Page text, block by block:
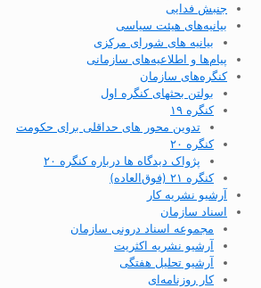
جنبش فدایی
بیانیه‌های هیئت سیاسی
بیانیه های شورای مرکزی
پیام‌ها و اطلاعیه‌های سازمانی
کنگره‌های سازمان
بولتن بحثهای کنگره اول
کنگره ۱۹
تدوین محور های حداقلی برای حکومت
کنگره ۲۰
پژواک دیدگاه ها درباره کنگره ۲۰
کنگره ۲۱ (فوق‌العاده)
آرشیو نشریه کار
اسناد سازمان
مجموعه اسناد درونی سازمان
آرشیو نشریه اکثریت
آرشیو تحلیل هفتگی
کار روزنامه‌ای